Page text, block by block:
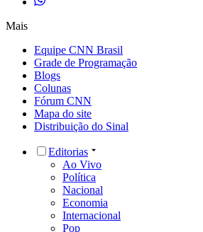
Mais
Equipe CNN Brasil
Grade de Programação
Blogs
Colunas
Fórum CNN
Mapa do site
Distribuição do Sinal
Editorias
Ao Vivo
Política
Nacional
Economia
Internacional
Pop